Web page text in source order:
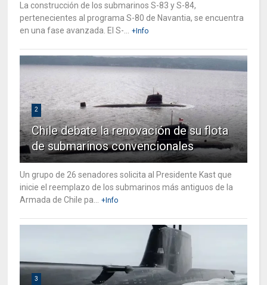
La construcción de los submarinos S-83 y S-84,
pertenecientes al programa S-80 de Navantia, se encuentra
en una fase avanzada. El S-... +Info
2
Chile debate la renovación de su flota
de submarinos convencionales
Un grupo de 26 senadores solicita al Presidente Kast que
inicie el reemplazo de los submarinos más antiguos de la
Armada de Chile pa... +Info
3